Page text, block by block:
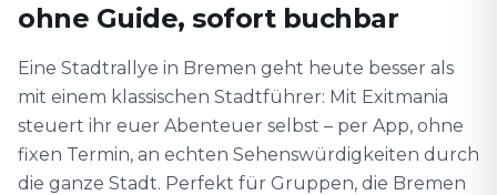
ohne Guide, sofort buchbar
Eine Stadtrallye in Bremen geht heute besser als
mit einem klassischen Stadtführer: Mit Exitmania
steuert ihr euer Abenteuer selbst – per App, ohne
fixen Termin, an echten Sehenswürdigkeiten durch
die ganze Stadt. Perfekt für Gruppen, die Bremen